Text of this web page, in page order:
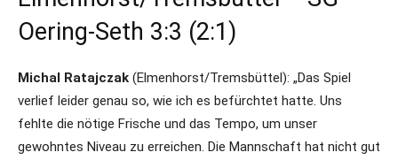
Oering-Seth 3:3 (2:1)
Michal Ratajczak (Elmenhorst/Tremsbüttel): „Das Spiel
verlief leider genau so, wie ich es befürchtet hatte. Uns
fehlte die nötige Frische und das Tempo, um unser
gewohntes Niveau zu erreichen. Die Mannschaft hat nicht gut